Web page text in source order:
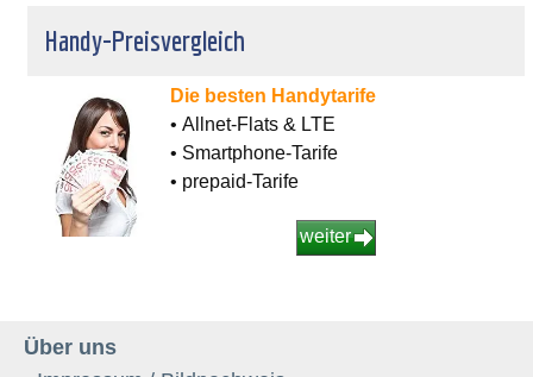
Handy-Preisvergleich
Die besten Handytarife
• Allnet-Flats & LTE
• Smartphone-Tarife
• prepaid-Tarife
weiter
Über uns